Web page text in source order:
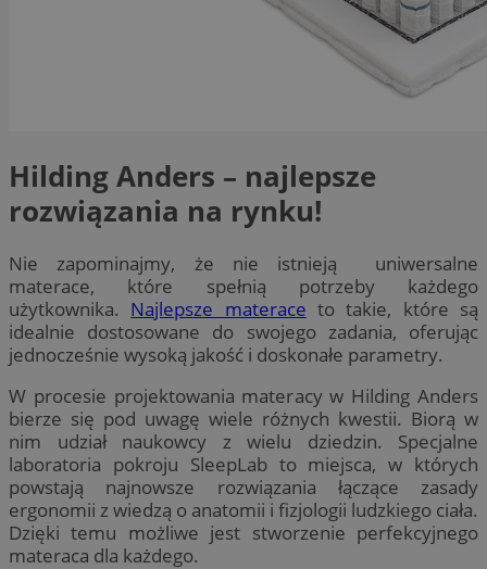
Hilding Anders – najlepsze
rozwiązania na rynku!
Nie zapominajmy, że nie istnieją uniwersalne
materace, które spełnią potrzeby każdego
użytkownika. Najlepsze materace to takie, które są
idealnie dostosowane do swojego zadania, oferując
jednocześnie wysoką jakość i doskonałe parametry.
W procesie projektowania materacy w Hilding Anders
bierze się pod uwagę wiele różnych kwestii. Biorą w
nim udział naukowcy z wielu dziedzin. Specjalne
laboratoria pokroju SleepLab to miejsca, w których
powstają najnowsze rozwiązania łączące zasady
ergonomii z wiedzą o anatomii i fizjologii ludzkiego ciała.
Dzięki temu możliwe jest stworzenie perfekcyjnego
materaca dla każdego.